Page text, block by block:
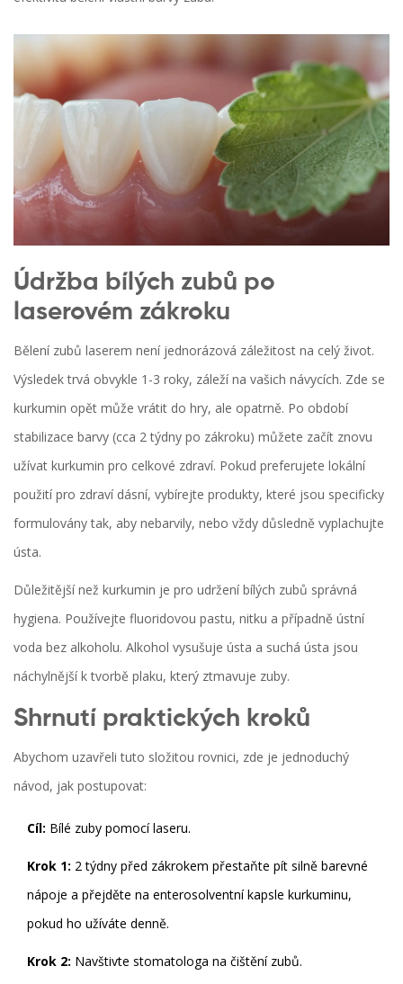
Údržba bílých zubů po
laserovém zákroku
Bělení zubů laserem není jednorázová záležitost na celý život.
Výsledek trvá obvykle 1-3 roky, záleží na vašich návycích. Zde se
kurkumin opět může vrátit do hry, ale opatrně. Po období
stabilizace barvy (cca 2 týdny po zákroku) můžete začít znovu
užívat kurkumin pro celkové zdraví. Pokud preferujete lokální
použití pro zdraví dásní, vybírejte produkty, které jsou specificky
formulovány tak, aby nebarvily, nebo vždy důsledně vyplachujte
ústa.
Důležitější než kurkumin je pro udržení bílých zubů správná
hygiena. Používejte fluoridovou pastu, nitku a případně ústní
voda bez alkoholu. Alkohol vysušuje ústa a suchá ústa jsou
náchylnější k tvorbě plaku, který ztmavuje zuby.
Shrnutí praktických kroků
Abychom uzavřeli tuto složitou rovnici, zde je jednoduchý
návod, jak postupovat:
Cíl: Bílé zuby pomocí laseru.
Krok 1: 2 týdny před zákrokem přestaňte pít silně barevné
nápoje a přejděte na enterosolventní kapsle kurkuminu,
pokud ho užíváte denně.
Krok 2: Navštivte stomatologa na čištění zubů.